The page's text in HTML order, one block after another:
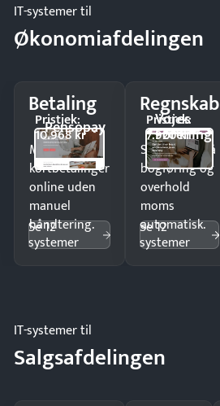
IT-systemer til
Økonomiafdelingen
Betaling
Pensopay
Pristjek:
10.968 kr
Modtag
kortbetalinger
online uden
manuel
håndtering.
Se 12
systemer
Regnskab
Vores
Forening
Pristjek:
7.920 kr
Spar timer på
bogføring og
overhold
moms
automatisk.
Se 12
systemer
IT-systemer til
Salgsafdelingen